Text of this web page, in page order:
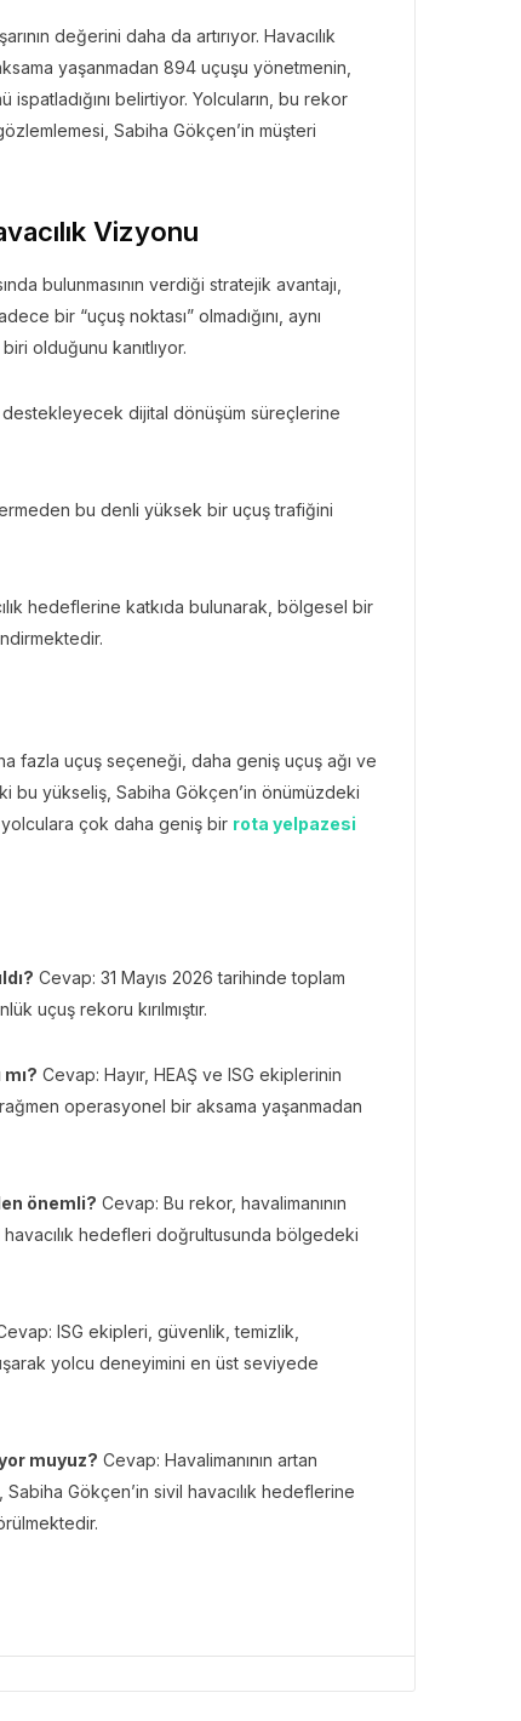
değerini daha da artırıyor. Havacılık
yaşanmadan 894 uçuşu yönetmenin,
ispatladığını belirtiyor. Yolcuların, bu rekor
Sabiha Gökçen’in müşteri
Vizyonu
bulunmasının verdiği stratejik avantajı,
bir “uçuş noktası” olmadığını, aynı
olduğunu kanıtlıyor.
destekleyecek dijital dönüşüm süreçlerine
bu denli yüksek bir uçuş trafiğini
hedeflerine katkıda bulunarak, bölgesel bir
fazla uçuş seçeneği, daha geniş uçuş ağı ve
bu yükseliş, Sabiha Gökçen’in önümüzdeki
çok daha geniş bir rota yelpazesi
Cevap: 31 Mayıs 2026 tarihinde toplam
uçuş rekoru kırılmıştır.
Cevap: Hayır, HEAŞ ve ISG ekiplerinin
operasyonel bir aksama yaşanmadan
önemli? Cevap: Bu rekor, havalimanının
hedefleri doğrultusunda bölgedeki
ISG ekipleri, güvenlik, temizlik,
yolcu deneyimini en üst seviyede
muyuz? Cevap: Havalimanının artan
Sabiha Gökçen’in sivil havacılık hedeflerine
1 ay önce
ile Yazın En Lüks